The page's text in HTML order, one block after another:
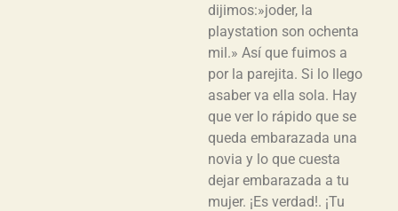
dijimos:»joder, la
playstation son ochenta
mil.» Así que fuimos a
por la parejita. Si lo llego
asaber va ella sola. Hay
que ver lo rápido que se
queda embarazada una
novia y lo que cuesta
dejar embarazada a tu
mujer. ¡Es verdad!. ¡Tu